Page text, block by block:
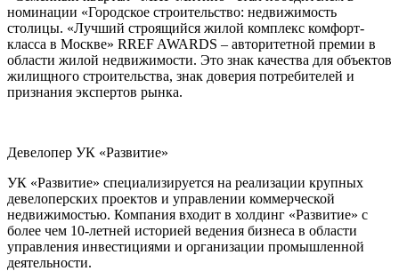
номинации «Городское строительство: недвижимость
столицы. «Лучший строящийся жилой комплекс комфорт-
класса в Москве» RREF AWARDS – авторитетной премии в
области жилой недвижимости. Это знак качества для объектов
жилищного строительства, знак доверия потребителей и
признания экспертов рынка.
Девелопер УК «Развитие»
УК «Развитие» специализируется на реализации крупных
девелоперских проектов и управлении коммерческой
недвижимостью. Компания входит в холдинг «Развитие» с
более чем 10-летней историей ведения бизнеса в области
управления инвестициями и организации промышленной
деятельности.